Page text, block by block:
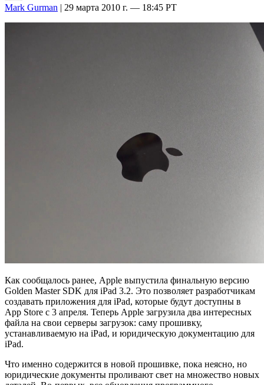
Mark Gurman | 29 марта 2010 г. — 18:45 PT
Как сообщалось ранее, Apple выпустила финальную версию
Golden Master SDK для iPad 3.2. Это позволяет разработчикам
создавать приложения для iPad, которые будут доступны в
App Store с 3 апреля. Теперь Apple загрузила два интересных
файла на свои серверы загрузок: саму прошивку,
устанавливаемую на iPad, и юридическую документацию для
iPad.
Что именно содержится в новой прошивке, пока неясно, но
юридические документы проливают свет на множество новых